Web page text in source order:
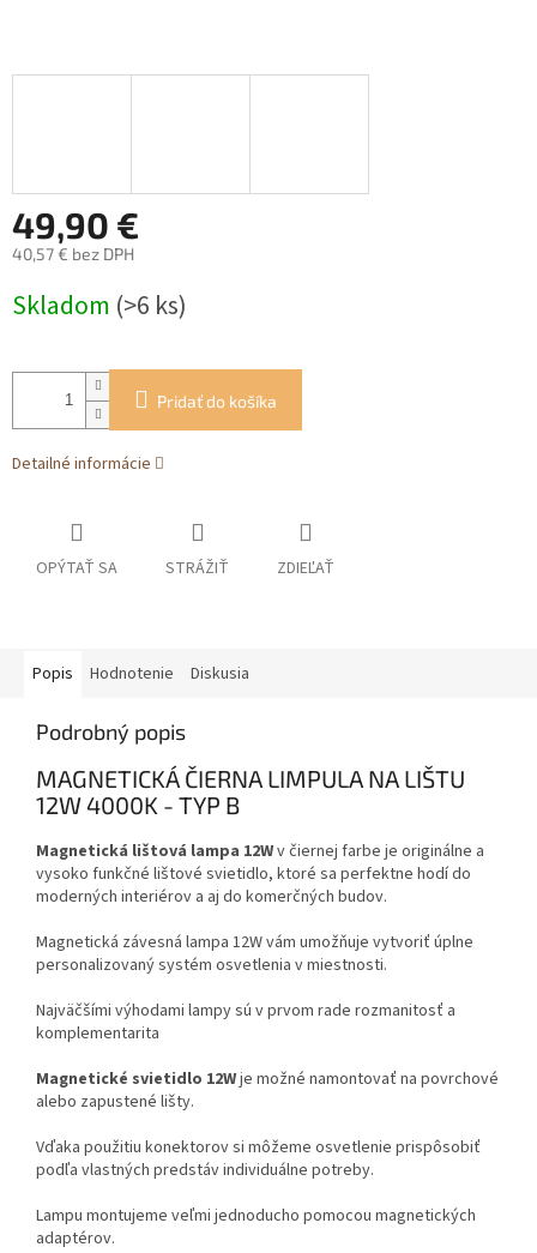
49,90 €
40,57 € bez DPH
cena:
Skladom (>6 ks)
Pridať do košíka
Detailné informácie
OPÝTAŤ SA STRÁŽIŤ ZDIEĽAŤ
Popis Hodnotenie Diskusia
Podrobný popis
MAGNETICKÁ ČIERNA LIMPULA NA LIŠTU
12W 4000K - TYP B
Magnetická lištová lampa 12Wv čiernej farbe je originálne a
vysoko funkčné lištové svietidlo, ktoré sa perfektne hodí do
moderných interiérov a aj do komerčných budov.
Magnetická závesná lampa 12W vám umožňuje vytvoriť úplne
personalizovaný systém osvetlenia v miestnosti.
Najväčšími výhodami lampy sú v prvom rade rozmanitosť a
komplementarita
Magnetické svietidlo 12Wje možné namontovať na povrchové
alebo zapustené lišty.
Vďaka použitiu konektorov si môžeme osvetlenie prispôsobiť
podľa vlastných predstávindividuálne potreby.
Lampu montujeme veľmi jednoducho pomocou magnetických
adaptérov.